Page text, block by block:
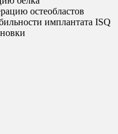
остеобластов
имплантата ISQ